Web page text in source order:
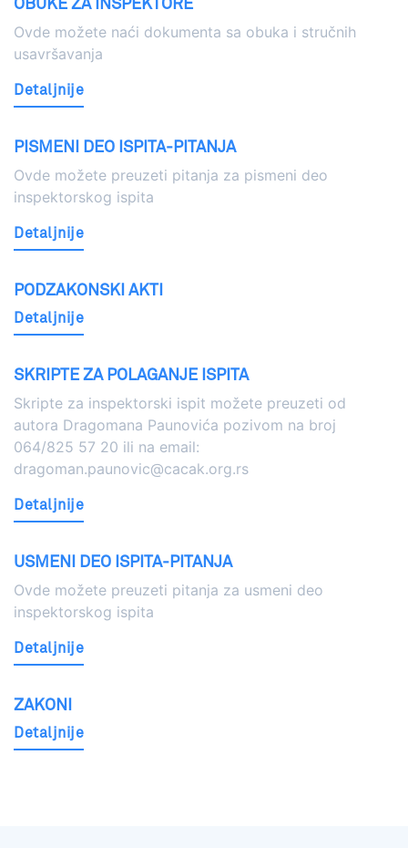
OBUKE ZA INSPEKTORE
Ovde možete naći dokumenta sa obuka i stručnih
usavršavanja
Detaljnije
PISMENI DEO ISPITA-PITANJA
Ovde možete preuzeti pitanja za pismeni deo
inspektorskog ispita
Detaljnije
PODZAKONSKI AKTI
Detaljnije
SKRIPTE ZA POLAGANJE ISPITA
Skripte za inspektorski ispit možete preuzeti od
autora Dragomana Paunovića pozivom na broj
064/825 57 20 ili na email:
dragoman.paunovic@cacak.org.rs
Detaljnije
USMENI DEO ISPITA-PITANJA
Ovde možete preuzeti pitanja za usmeni deo
inspektorskog ispita
Detaljnije
ZAKONI
Detaljnije